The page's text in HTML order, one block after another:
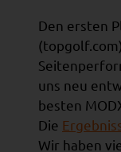
Den ersten
uns neu
besten
Die
Wir haben